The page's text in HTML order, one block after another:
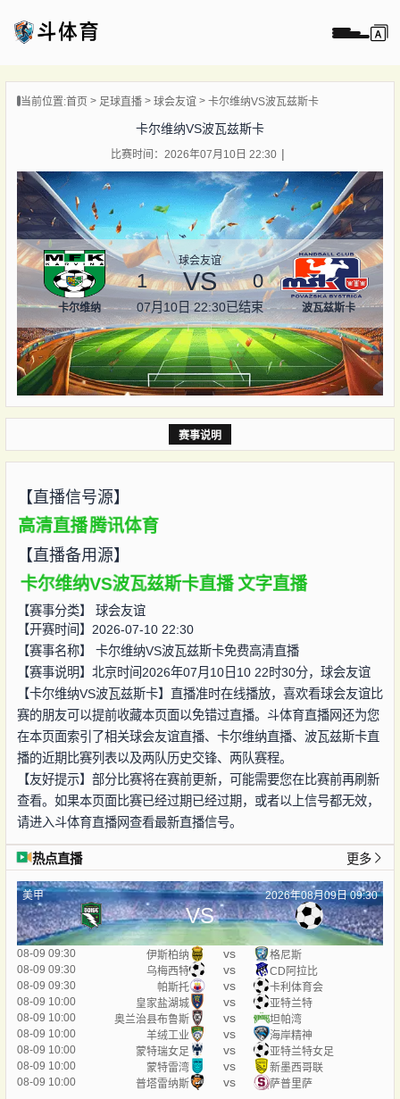
播
像
闻
当前位置:首页 足球直播 球会友谊 卡尔维纳VS波瓦兹斯卡
卡尔维纳VS波瓦兹斯卡
比赛时间：2026年07月10日 22:30
卡尔维纳
球会友谊
1 VS 0
07月10日 22:30已结束 波瓦兹斯卡
赛事说明
【直播信号源】
高清直播 腾讯体育
【直播备用源】
卡尔维纳VS波瓦兹斯卡直播 文字直播
【赛事分类】 球会友谊
【开赛时间】2026-07-10 22:30
【赛事名称】 卡尔维纳VS波瓦兹斯卡免费高清直播
【赛事说明】北京时间2026年07月10日10 22时30分，球会友谊
【卡尔维纳VS波瓦兹斯卡】直播准时在线播放，喜欢看球会友谊比
赛的朋友可以提前收藏本页面以免错过直播。斗体育直播网还为您
在本页面索引了相关球会友谊直播、卡尔维纳直播、波瓦兹斯卡直
播的近期比赛列表以及两队历史交锋、两队赛程。
【友好提示】部分比赛将在赛前更新，可能需要您在比赛前再刷新
查看。如果本页面比赛已经过期已经过期，或者以上信号都无效，
请进入斗体育直播网查看最新直播信号。
热点直播 更多
美甲 2026年08月09日 09:30
VS
08-09 09:30 伊斯柏纳 vs
格尼斯
08-09 09:30
乌梅西特 vs
CD阿拉比
08-09 09:30
帕斯托 vs
卡利体育会
08-09 10:00
皇家盐湖城 vs
亚特兰特
08-09 10:00
奥兰治县布鲁斯 vs
坦帕湾
08-09 10:00
羊绒工业 vs
海岸精神
08-09 10:00
蒙特瑞女足 vs
亚特兰特女足
08-09 10:00
蒙特雷湾 vs
新墨西哥联
08-09 10:00
普塔雷纳斯 vs 萨普里萨